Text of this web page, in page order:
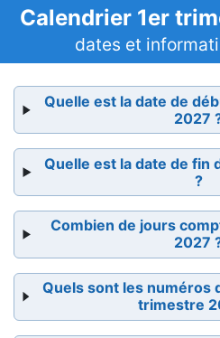
Calendrier 1er
dates et
Quelle est la date de
2027
Quelle est la date de fin
?
Combien de jours
2027
Quels sont les numéros
trimestre